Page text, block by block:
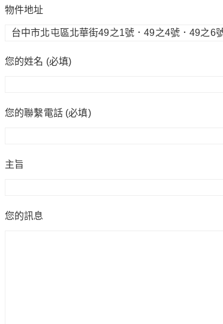
物件地址
您的姓名 (必填)
您的聯繫電話 (必填)
主旨
您的訊息